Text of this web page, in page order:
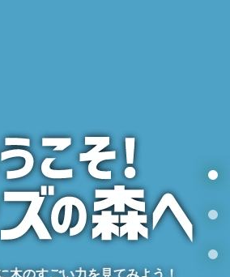
木のすごい力を見てみよう！